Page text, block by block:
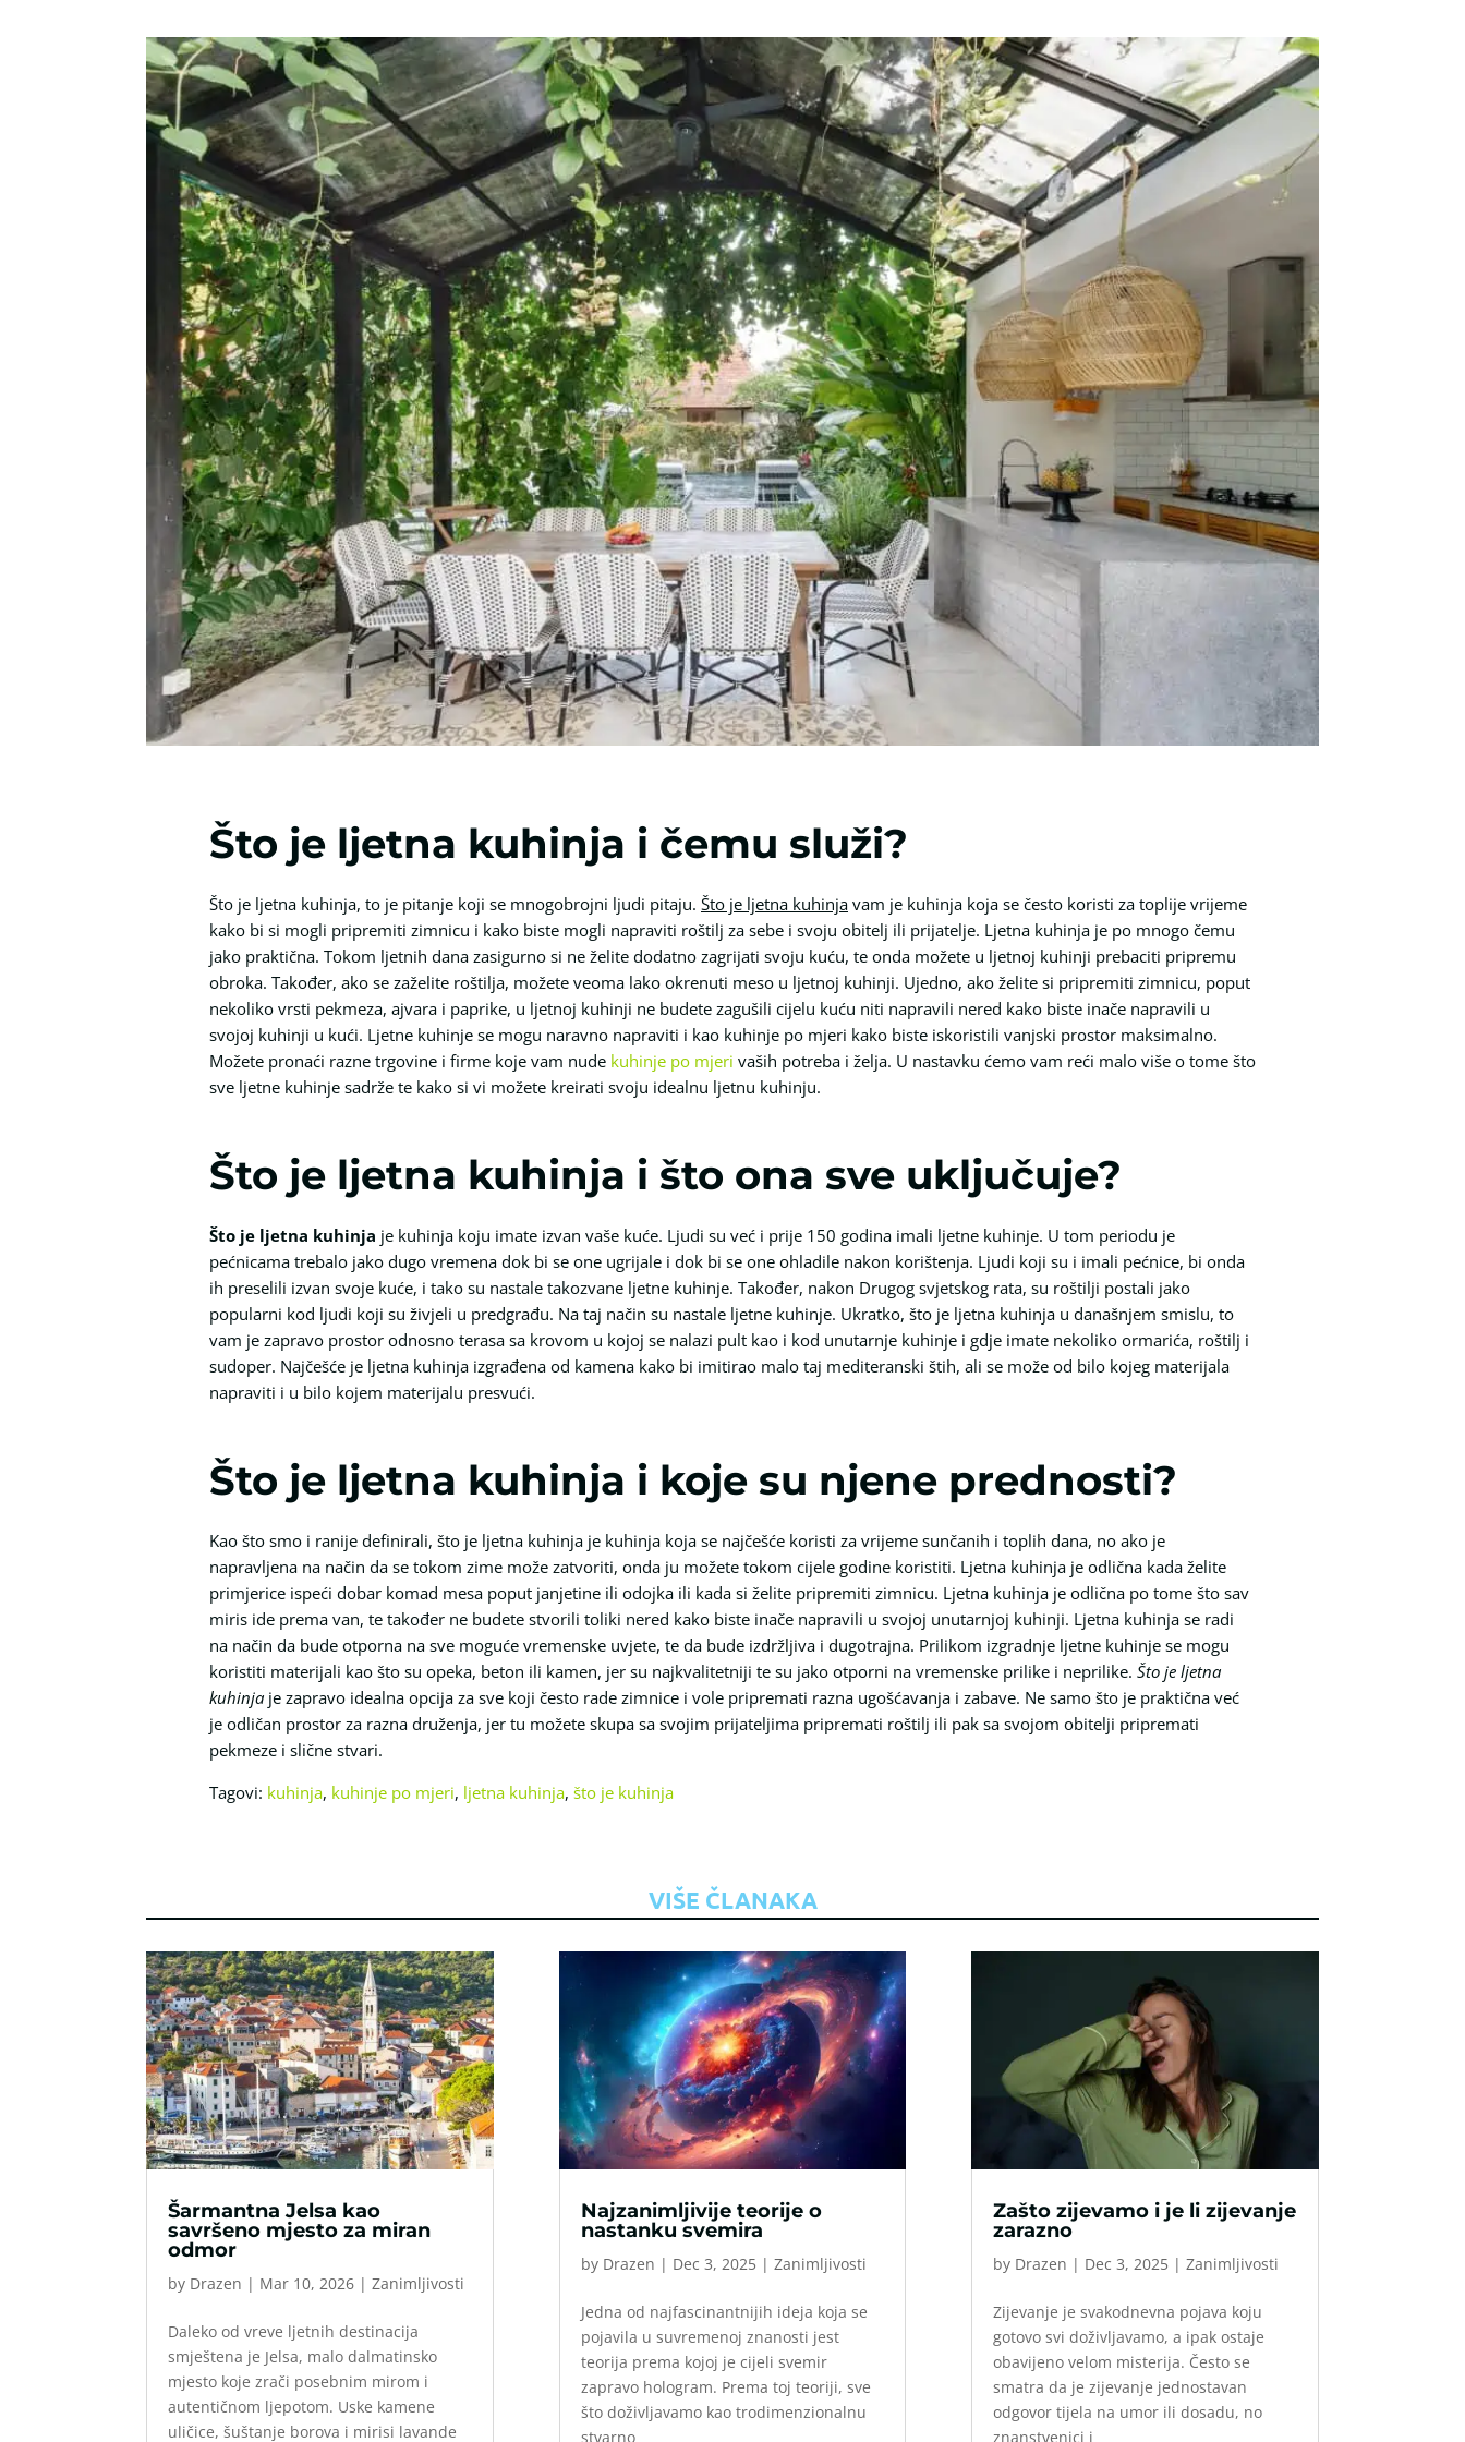
Što je ljetna kuhinja i čemu služi?
Što je ljetna kuhinja, to je pitanje koji se mnogobrojni ljudi pitaju. Što je ljetna kuhinja vam je kuhinja koja se često koristi za toplije vrijeme
kako bi si mogli pripremiti zimnicu i kako biste mogli napraviti roštilj za sebe i svoju obitelj ili prijatelje. Ljetna kuhinja je po mnogo čemu
jako praktična. Tokom ljetnih dana zasigurno si ne želite dodatno zagrijati svoju kuću, te onda možete u ljetnoj kuhinji prebaciti pripremu
obroka. Također, ako se zaželite roštilja, možete veoma lako okrenuti meso u ljetnoj kuhinji. Ujedno, ako želite si pripremiti zimnicu, poput
nekoliko vrsti pekmeza, ajvara i paprike, u ljetnoj kuhinji ne budete zagušili cijelu kuću niti napravili nered kako biste inače napravili u
svojoj kuhinji u kući. Ljetne kuhinje se mogu naravno napraviti i kao kuhinje po mjeri kako biste iskoristili vanjski prostor maksimalno.
Možete pronaći razne trgovine i firme koje vam nude kuhinje po mjeri vaših potreba i želja. U nastavku ćemo vam reći malo više o tome što
sve ljetne kuhinje sadrže te kako si vi možete kreirati svoju idealnu ljetnu kuhinju.
Što je ljetna kuhinja i što ona sve uključuje?
Što je ljetna kuhinja je kuhinja koju imate izvan vaše kuće. Ljudi su već i prije 150 godina imali ljetne kuhinje. U tom periodu je
pećnicama trebalo jako dugo vremena dok bi se one ugrijale i dok bi se one ohladile nakon korištenja. Ljudi koji su i imali pećnice, bi onda
ih preselili izvan svoje kuće, i tako su nastale takozvane ljetne kuhinje. Također, nakon Drugog svjetskog rata, su roštilji postali jako
popularni kod ljudi koji su živjeli u predgrađu. Na taj način su nastale ljetne kuhinje. Ukratko, što je ljetna kuhinja u današnjem smislu, to
vam je zapravo prostor odnosno terasa sa krovom u kojoj se nalazi pult kao i kod unutarnje kuhinje i gdje imate nekoliko ormarića, roštilj i
sudoper. Najčešće je ljetna kuhinja izgrađena od kamena kako bi imitirao malo taj mediteranski štih, ali se može od bilo kojeg materijala
napraviti i u bilo kojem materijalu presvući.
Što je ljetna kuhinja i koje su njene prednosti?
Kao što smo i ranije definirali, što je ljetna kuhinja je kuhinja koja se najčešće koristi za vrijeme sunčanih i toplih dana, no ako je
napravljena na način da se tokom zime može zatvoriti, onda ju možete tokom cijele godine koristiti. Ljetna kuhinja je odlična kada želite
primjerice ispeći dobar komad mesa poput janjetine ili odojka ili kada si želite pripremiti zimnicu. Ljetna kuhinja je odlična po tome što sav
miris ide prema van, te također ne budete stvorili toliki nered kako biste inače napravili u svojoj unutarnjoj kuhinji. Ljetna kuhinja se radi
na način da bude otporna na sve moguće vremenske uvjete, te da bude izdržljiva i dugotrajna. Prilikom izgradnje ljetne kuhinje se mogu
koristiti materijali kao što su opeka, beton ili kamen, jer su najkvalitetniji te su jako otporni na vremenske prilike i neprilike. Što je ljetna
kuhinja je zapravo idealna opcija za sve koji često rade zimnice i vole pripremati razna ugošćavanja i zabave. Ne samo što je praktična već
je odličan prostor za razna druženja, jer tu možete skupa sa svojim prijateljima pripremati roštilj ili pak sa svojom obitelji pripremati
pekmeze i slične stvari.
Tagovi: kuhinja, kuhinje po mjeri, ljetna kuhinja, što je kuhinja
VIŠE ČLANAKA
Šarmantna Jelsa kao
savršeno mjesto za miran
odmor
by Drazen | Mar 10, 2026 |Zanimljivosti
Daleko od vreve ljetnih destinacija
smještena je Jelsa, malo dalmatinsko
mjesto koje zrači posebnim mirom i
autentičnom ljepotom. Uske kamene
uličice, šuštanje borova i mirisi lavande
Najzanimljivije teorije o
nastanku svemira
by Drazen | Dec 3, 2025| Zanimljivosti
Jedna od najfascinantnijih ideja koja se
pojavila u suvremenoj znanosti jest
teorija prema kojoj je cijeli svemir
zapravo hologram. Prema toj teoriji, sve
što doživljavamo kao trodimenzionalnu
stvarno
Zašto zijevamo i je li zijevanje
zarazno
by Drazen | Dec 3, 2025| Zanimljivosti
Zijevanje je svakodnevna pojava koju
gotovo svi doživljavamo, a ipak ostaje
obavijeno velom misterija. Često se
smatra da je zijevanje jednostavan
odgovor tijela na umor ili dosadu, no
znanstvenici i